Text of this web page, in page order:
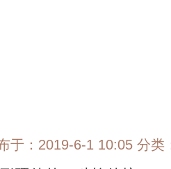
于：2019-6-1 10:05 分类